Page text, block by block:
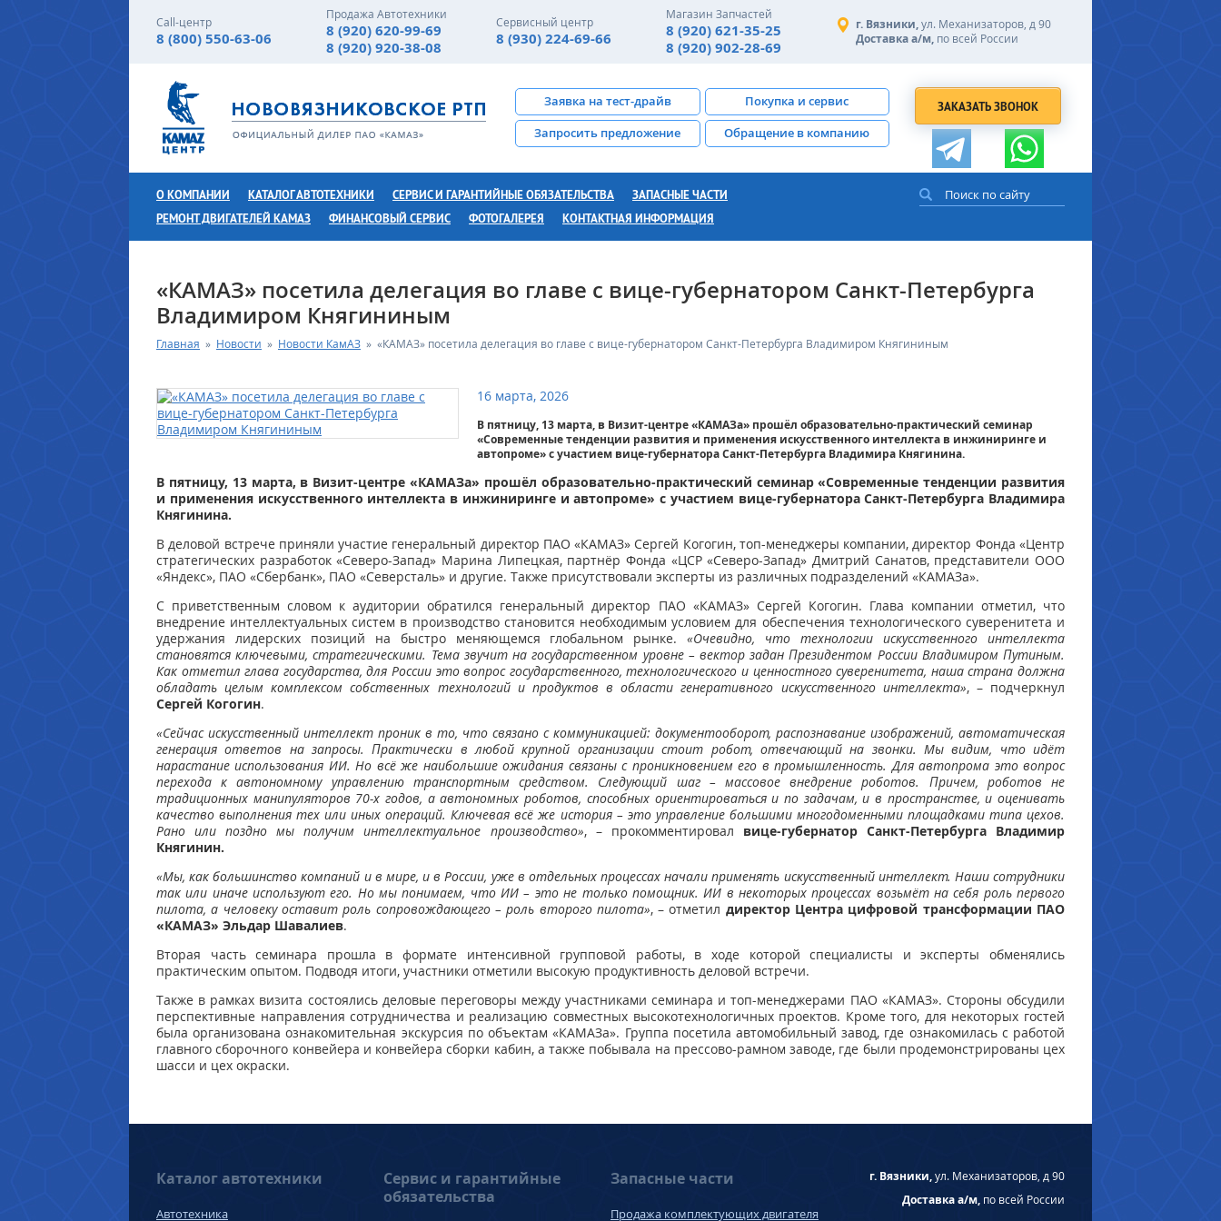
Call-центр
8 (800) 550-63-06
Продажа Автотехники
8 (920) 620-99-69
8 (920) 920-38-08
Сервисный центр
8 (930) 224-69-66
Магазин Запчастей
8 (920) 621-35-25
8 (920) 902-28-69
г. Вязники,ул. Механизаторов, д 90
Доставка а/м, по всей России
ЗАКАЗАТЬ ЗВОНОК
Заявка на тест-драйв
Покупка и сервис
Запросить предложение
Обращение в компанию
О КОМПАНИИ КАТАЛОГ АВТОТЕХНИКИ СЕРВИС И ГАРАНТИЙНЫЕ ОБЯЗАТЕЛЬСТВА
ЗАПАСНЫЕ ЧАСТИ
РЕМОНТ ДВИГАТЕЛЕЙ КАМАЗ
ФИНАНСОВЫЙ СЕРВИС ФОТОГАЛЕРЕЯ КОНТАКТНАЯ ИНФОРМАЦИЯ
«КАМАЗ» посетила делегация во главе с вице-губернатором Санкт-Петербурга
Владимиром Княгининым
Главная » Новости » Новости КамАЗ » «КАМАЗ» посетила делегация во главе с вице-губернатором Санкт-Петербурга Владимиром Княгининым
16 марта, 2026
В пятницу, 13 марта, в Визит-центре «КАМАЗа» прошёл образовательно-практический семинар
«Современные тенденции развития и применения искусственного интеллекта в инжиниринге и
автопроме» с участием вице-губернатора Санкт-Петербурга Владимира Княгинина.
В пятницу, 13 марта, в Визит-центре «КАМАЗа» прошёл образовательно-практический семинар «Современные тенденции развития
и применения искусственного интеллекта в инжиниринге и автопроме» с участием вице-губернатора Санкт-Петербурга Владимира
Княгинина.
В деловой встрече приняли участие генеральный директор ПАО «КАМАЗ» Сергей Когогин, топ-менеджеры компании, директор Фонда «Центр
стратегических разработок «Северо-Запад» Марина Липецкая, партнёр Фонда «ЦСР «Северо-Запад» Дмитрий Санатов, представители ООО
«Яндекс», ПАО «Сбербанк», ПАО «Северсталь» и другие. Также присутствовали эксперты из различных подразделений «КАМАЗа».
С приветственным словом к аудитории обратился генеральный директор ПАО «КАМАЗ» Сергей Когогин. Глава компании отметил, что
внедрение интеллектуальных систем в производство становится необходимым условием для обеспечения технологического суверенитета и
удержания лидерских позиций на быстро меняющемся глобальном рынке.«Очевидно, что технологии искусственного интеллекта
становятся ключевыми, стратегическими. Тема звучит на государственном уровне – вектор задан Президентом России Владимиром Путиным.
Как отметил глава государства, для России это вопрос государственного, технологического и ценностного суверенитета, наша страна должна
обладать целым комплексом собственных технологий и продуктов в области генеративного искусственного интеллекта», – подчеркнул
Сергей Когогин.
«Сейчас искусственный интеллект проник в то, что связано с коммуникацией: документооборот, распознавание изображений, автоматическая
генерация ответов на запросы. Практически в любой крупной организации стоит робот, отвечающий на звонки. Мы видим, что идёт
нарастание использования ИИ. Но всё же наибольшие ожидания связаны с проникновением его в промышленность. Для автопрома это вопрос
перехода к автономному управлению транспортным средством. Следующий шаг – массовое внедрение роботов. Причем, роботов не
традиционных манипуляторов 70-х годов, а автономных роботов, способных ориентироваться и по задачам, и в пространстве, и оценивать
качество выполнения тех или иных операций. Ключевая всё же история – это управление большими многодоменными площадками типа цехов.
Рано или поздно мы получим интеллектуальное производство», – прокомментировал вице-губернатор Санкт-Петербурга Владимир
Княгинин.
«Мы, как большинство компаний и в мире, и в России, уже в отдельных процессах начали применять искусственный интеллект. Наши сотрудники
так или иначе используют его. Но мы понимаем, что ИИ – это не только помощник. ИИ в некоторых процессах возьмёт на себя роль первого
пилота, а человеку оставит роль сопровождающего – роль второго пилота», – отметил директор Центра цифровой трансформации ПАО
«КАМАЗ» Эльдар Шавалиев.
Вторая часть семинара прошла в формате интенсивной групповой работы, в ходе которой специалисты и эксперты обменялись
практическим опытом. Подводя итоги, участники отметили высокую продуктивность деловой встречи.
Также в рамках визита состоялись деловые переговоры между участниками семинара и топ-менеджерами ПАО «КАМАЗ». Стороны обсудили
перспективные направления сотрудничества и реализацию совместных высокотехнологичных проектов. Кроме того, для некоторых гостей
была организована ознакомительная экскурсия по объектам «КАМАЗа». Группа посетила автомобильный завод, где ознакомилась с работой
главного сборочного конвейера и конвейера сборки кабин, а также побывала на прессово-рамном заводе, где были продемонстрированы цех
шасси и цех окраски.
Каталог автотехники
Автотехника
Сервис и гарантийные
обязательства
Запасные части
Продажа комплектующих двигателя
г. Вязники,ул. Механизаторов, д 90
Доставка а/м, по всей России